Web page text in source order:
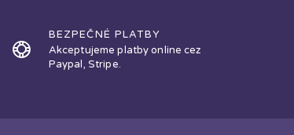
BEZPEČNÉ PLATBY
Akceptujeme platby online cez
Paypal, Stripe.